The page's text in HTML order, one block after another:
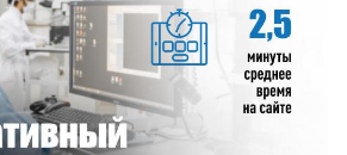
проект